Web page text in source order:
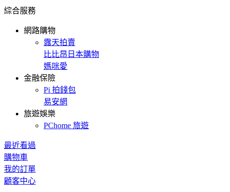
綜合服務
網路購物
露天拍賣
比比昂日本購物
媽咪愛
金融保險
Pi 拍錢包
易安網
旅遊娛樂
PChome 旅遊
最近看過
購物車
我的訂單
顧客中心